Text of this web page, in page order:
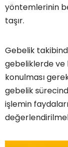
yöntemlerinin
taşır.
Gebelik
gebeliklerde ve
konulması
gebelik
işlemin